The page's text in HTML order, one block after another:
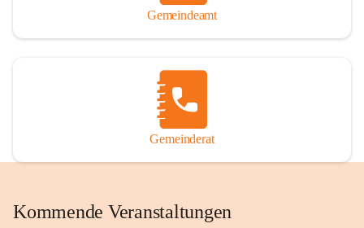
Gemeindeamt
Gemeinderat
Kommende Veranstaltungen